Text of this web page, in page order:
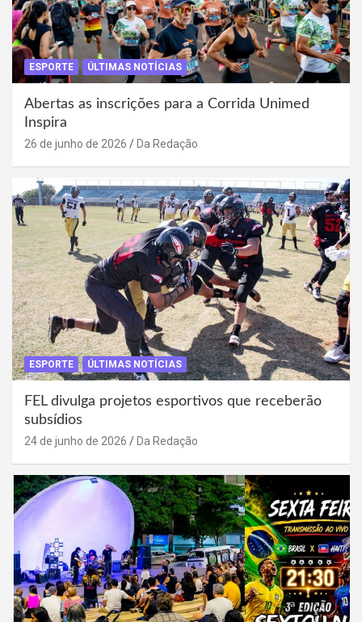
ESPORTE ÚLTIMAS NOTÍCIAS
Abertas as inscrições para a Corrida Unimed
Inspira
26 de junho de 2026 Da Redação
ESPORTE ÚLTIMAS NOTÍCIAS
FEL divulga projetos esportivos que receberão
subsídios
24 de junho de 2026 Da Redação